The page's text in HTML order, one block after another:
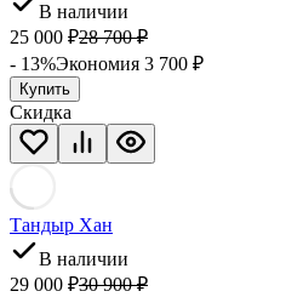
В наличии
25 000 ₽28 700 ₽
- 13%Экономия 3 700 ₽
Купить
Скидка
Тандыр Хан
В наличии
29 000 ₽30 900 ₽